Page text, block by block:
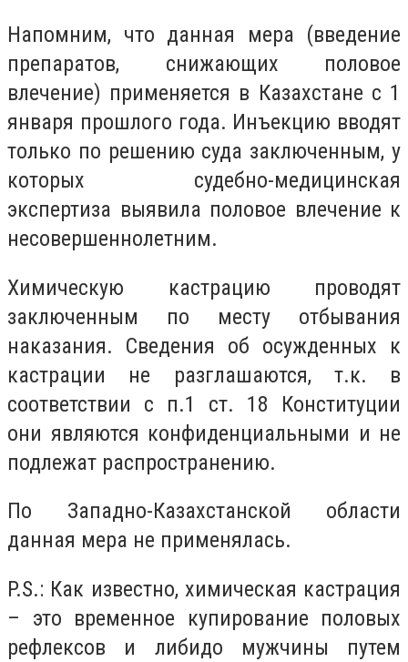
Напомним, что данная мера (введение
препаратов, снижающих половое
влечение) применяется в Казахстане с 1
января прошлого года. Инъекцию вводят
только по решению суда заключенным, у
которых судебно-медицинская
экспертиза выявила половое влечение к
несовершеннолетним.
Химическую кастрацию проводят
заключенным по месту отбывания
наказания. Сведения об осужденных к
кастрации не разглашаются, т.к. в
соответствии с п.1 ст. 18 Конституции
они являются конфиденциальными и не
подлежат распространению.
По Западно-Казахстанской области
данная мера не применялась.
P.S.: Как известно, химическая кастрация
– это временное купирование половых
рефлексов и либидо мужчины путем